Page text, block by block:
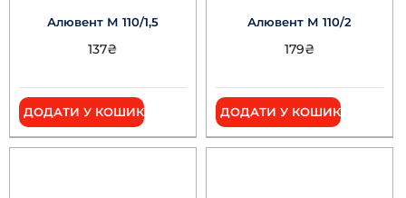
Алювент М 110/1,5
137₴
ДОДАТИ У КОШИК
Алювент М 110/2
179₴
ДОДАТИ У КОШИК